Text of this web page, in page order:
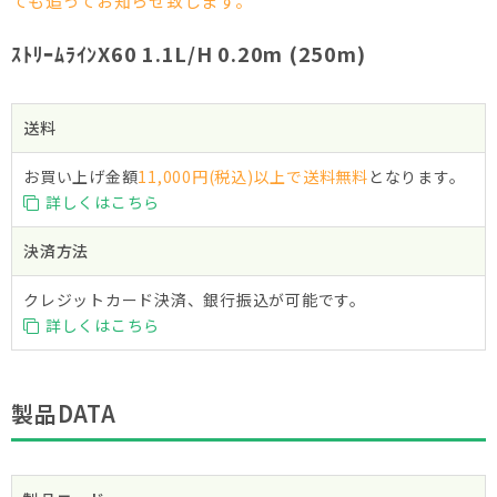
ｽﾄﾘｰﾑﾗｲﾝX60 1.1L/H 0.20m (250m)
送料
お買い上げ金額11,000円(税込)以上で送料無料 となります。
詳しくはこちら
決済方法
クレジットカード決済、銀行振込が可能です。
詳しくはこちら
製品DATA